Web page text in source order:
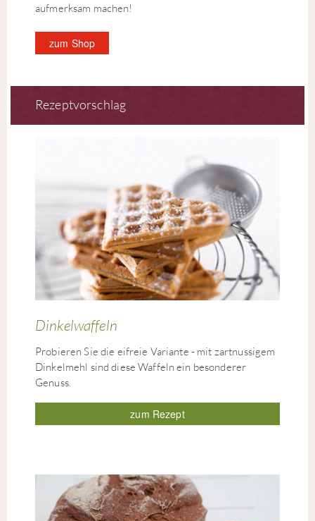
aufmerksam machen!
zum Shop
Rezeptvorschlag
Dinkelwaffeln
Probieren Sie die eifreie Variante - mit zartnussigem
Dinkelmehl sind diese Waffeln ein besonderer
Genuss.
zum Rezept